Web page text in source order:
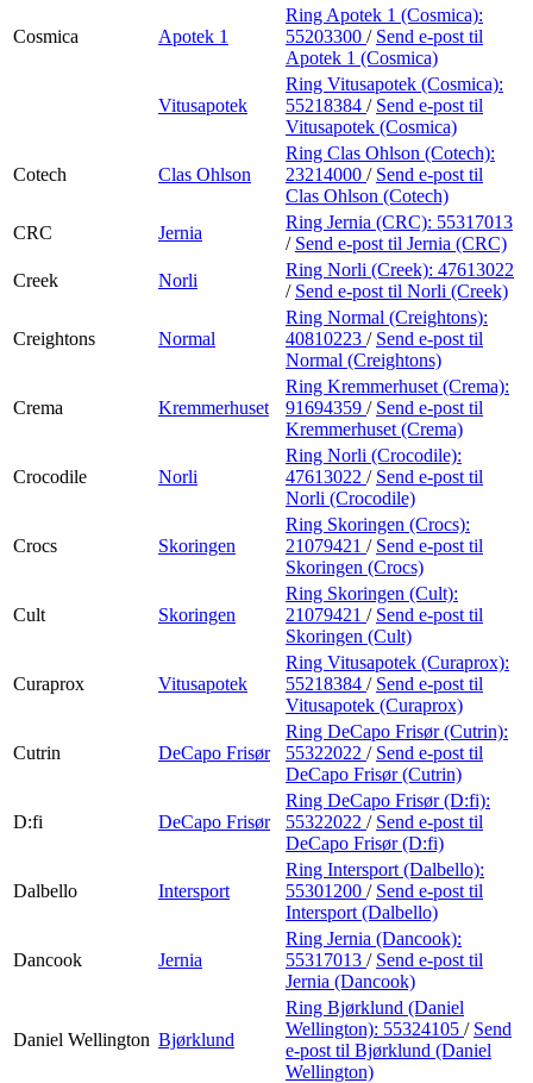
Cosmica Apotek 1
Ring Apotek 1 (Cosmica):
55203300 / Send e-post til
Apotek 1 (Cosmica)
Vitusapotek
Ring Vitusapotek (Cosmica):
55218384 / Send e-post til
Vitusapotek (Cosmica)
Cotech Clas Ohlson
Ring Clas Ohlson (Cotech):
23214000 / Send e-post til
Clas Ohlson (Cotech)
CRC
Jernia
Ring Jernia (CRC): 55317013
/ Send e-post til Jernia (CRC)
Creek
Norli
Ring Norli (Creek): 47613022
/ Send e-post til Norli (Creek)
Creightons Normal
Ring Normal (Creightons):
40810223 / Send e-post til
Normal (Creightons)
Crema Kremmerhuset
Ring Kremmerhuset (Crema):
91694359 / Send e-post til
Kremmerhuset (Crema)
Crocodile Norli
Ring Norli (Crocodile):
47613022 / Send e-post til
Norli (Crocodile)
Crocs Skoringen
Ring Skoringen (Crocs):
21079421 / Send e-post til
Skoringen (Crocs)
Cult Skoringen
Ring Skoringen (Cult):
21079421 / Send e-post til
Skoringen (Cult)
Curaprox Vitusapotek
Ring Vitusapotek (Curaprox):
55218384 / Send e-post til
Vitusapotek (Curaprox)
Cutrin DeCapo Frisør
Ring DeCapo Frisør (Cutrin):
55322022 / Send e-post til
DeCapo Frisør (Cutrin)
D:fi DeCapo Frisør
Ring DeCapo Frisør (D:fi):
55322022 / Send e-post til
DeCapo Frisør (D:fi)
Dalbello Intersport
Ring Intersport (Dalbello):
55301200 / Send e-post til
Intersport (Dalbello)
Dancook Jernia
Ring Jernia (Dancook):
55317013 / Send e-post til
Jernia (Dancook)
Daniel Wellington Bjørklund
Ring Bjørklund (Daniel
Wellington): 55324105 / Send
e-post til Bjørklund (Daniel
Wellington)